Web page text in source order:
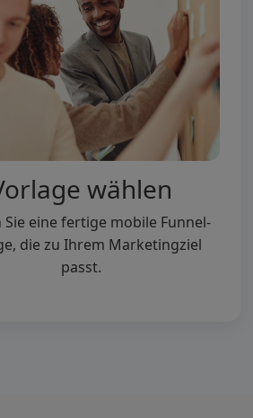
wählen
Sie eine fertige mobile Funnel-
die zu Ihrem Marketingziel
passt.